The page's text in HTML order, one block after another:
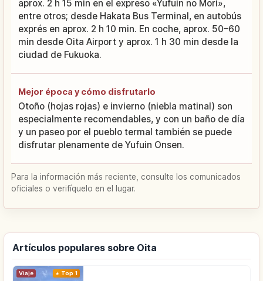
aprox. 2 h 15 min en el expreso «Yufuin no Mori»,
entre otros; desde Hakata Bus Terminal, en autobús
exprés en aprox. 2 h 10 min. En coche, aprox. 50–60
min desde Oita Airport y aprox. 1 h 30 min desde la
ciudad de Fukuoka.
Mejor época y cómo disfrutarlo
Otoño (hojas rojas) e invierno (niebla matinal) son
especialmente recomendables, y con un baño de día
y un paseo por el pueblo termal también se puede
disfrutar plenamente de Yufuin Onsen.
Para la información más reciente, consulte los comunicados
oficiales o verifíquelo en el lugar.
Artículos populares sobre Oita
Viaje Top 1